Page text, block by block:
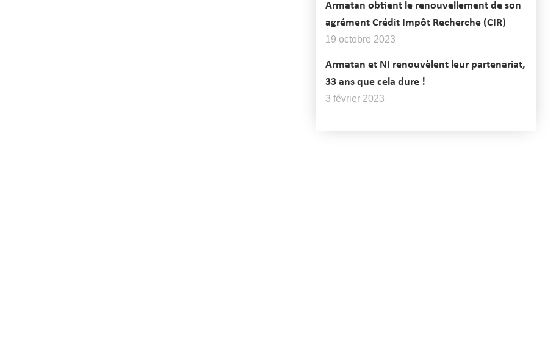
Armatan obtient le renouvellement de son
agrément Crédit Impôt Recherche (CIR)
19 octobre 2023
Armatan et NI renouvèlent leur partenariat,
33 ans que cela dure !
3 février 2023